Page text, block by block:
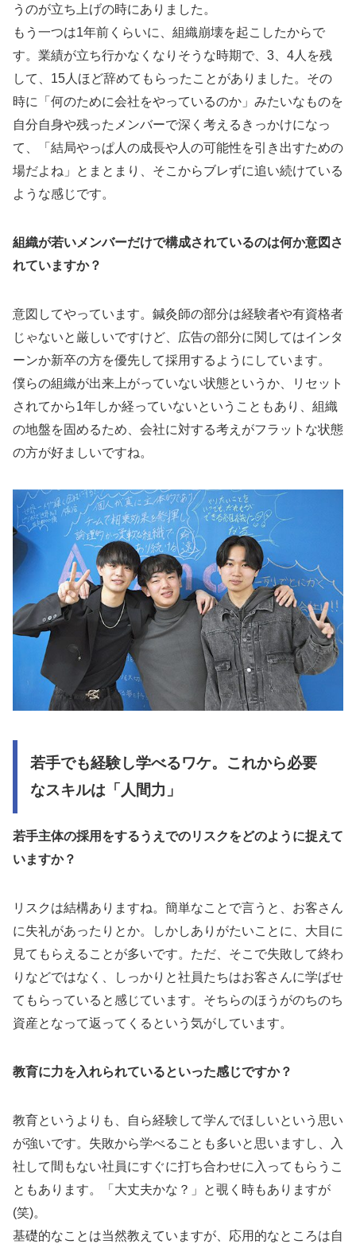
うのが立ち上げの時にありました。
もう一つは1年前くらいに、組織崩壊を起こしたからで
す。業績が立ち行かなくなりそうな時期で、3、4人を残
して、15人ほど辞めてもらったことがありました。その
時に「何のために会社をやっているのか」みたいなものを
自分自身や残ったメンバーで深く考えるきっかけになっ
て、「結局やっぱ人の成長や人の可能性を引き出すための
場だよね」とまとまり、そこからブレずに追い続けている
ような感じです。
組織が若いメンバーだけで構成されているのは何か意図さ
れていますか？
意図してやっています。鍼灸師の部分は経験者や有資格者
じゃないと厳しいですけど、広告の部分に関してはインタ
ーンか新卒の方を優先して採用するようにしています。
僕らの組織が出来上がっていない状態というか、リセット
されてから1年しか経っていないということもあり、組織
の地盤を固めるため、会社に対する考えがフラットな状態
の方が好ましいですね。
若手でも経験し学べるワケ。これから必要
なスキルは「人間力」
若手主体の採用をするうえでのリスクをどのように捉えて
いますか？
リスクは結構ありますね。簡単なことで言うと、お客さん
に失礼があったりとか。しかしありがたいことに、大目に
見てもらえることが多いです。ただ、そこで失敗して終わ
りなどではなく、しっかりと社員たちはお客さんに学ばせ
てもらっていると感じています。そちらのほうがのちのち
資産となって返ってくるという気がしています。
教育に力を入れられているといった感じですか？
教育というよりも、自ら経験して学んでほしいという思い
が強いです。失敗から学べることも多いと思いますし、入
社して間もない社員にすぐに打ち合わせに入ってもらうこ
ともあります。「大丈夫かな？」と覗く時もありますが
(笑)。
基礎的なことは当然教えていますが、応用的なところは自